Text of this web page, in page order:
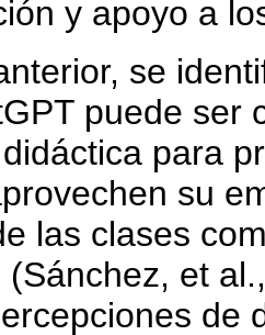
y apoyo a
se
puede ser
para
su
las clases
et
de